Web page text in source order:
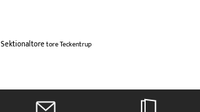
SektionaltoretoreTeckentrup